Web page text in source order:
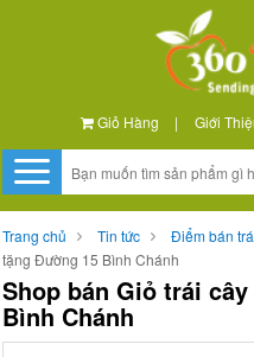
Giỏ Hàng | Giới
Trang chủ Tin tức Điểm bán
tặng Đường 15 Bình Chánh
Shop bán Giỏ trái
Bình Chánh